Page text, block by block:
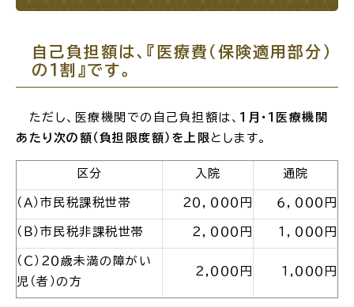
防災情報サイト
出雲新話2030
出雲市総合振興計画
各課へのお問い合わせ
サイトマップ
自己負担額は、『医療費 （保険適用部分）
の１割』です。
ただし、医療機関での自己負担額は、 １月・１医療機関
あたり次の額（負担限度額）を上限とします。
区分 入院 通院
（Ａ） 市民税課税世帯 ２０，０００円 ６，０００円
（Ｂ） 市民税非課税世帯 ２，０００円 １，０００円
（Ｃ）２０歳未満の 障がい
児（者）の方
２ ,０００円 １ ,０００円